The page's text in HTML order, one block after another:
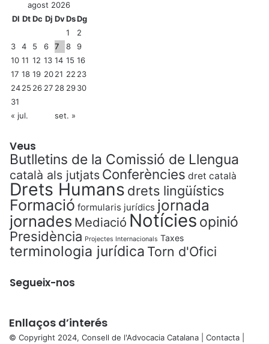
agost 2026
Dl DtDc Dj DvDsDg
1
2
3
4 5 6 7 8
9
10 11 12 13 14 15 16
17 18 19 2021 22 23
2425 26 27 28 2930
31
« jul.
set. »
Veus
Butlletins de la Comissió de Llengua
català als jutjats Conferències dret català
Drets Humans drets lingüístics
Formació formularis jurídics jornada
jornades Mediació Notícies opinió
Presidència Projectes Internacionals Taxes
terminologia jurídica Torn d'Ofici
Segueix-nos
Enllaços d’interés
© Copyright 2024, Consell de l'Advocacia Catalana | Contacta